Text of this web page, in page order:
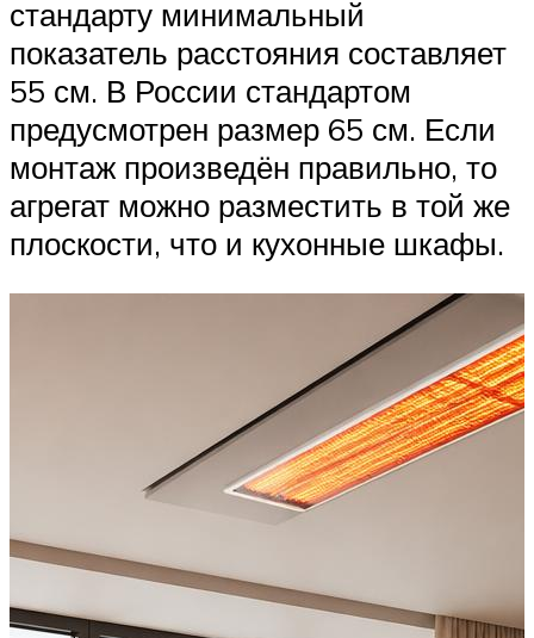
стандарту минимальный
показатель расстояния составляет
55 см. В России стандартом
предусмотрен размер 65 см. Если
монтаж произведён правильно, то
агрегат можно разместить в той же
плоскости, что и кухонные шкафы.